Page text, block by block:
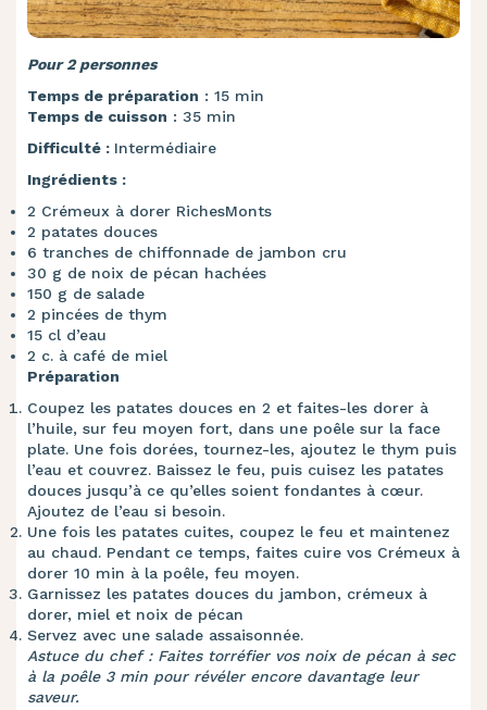
Pour 2 personnes
Temps de préparation : 15 min
Temps de cuisson : 35 min
Difficulté : Intermédiaire
Ingrédients :
2 Crémeux à dorer RichesMonts
2 patates douces
6 tranches de chiffonnade de jambon cru
30 g de noix de pécan hachées
150 g de salade
2 pincées de thym
15 cl d’eau
2 c. à café de miel
Préparation
Coupez les patates douces en 2 et faites-les dorer à
l’huile, sur feu moyen fort, dans une poêle sur la face
plate. Une fois dorées, tournez-les, ajoutez le thym puis
l’eau et couvrez. Baissez le feu, puis cuisez les patates
douces jusqu’à ce qu’elles soient fondantes à cœur.
Ajoutez de l’eau si besoin.
Une fois les patates cuites, coupez le feu et maintenez
au chaud. Pendant ce temps, faites cuire vos Crémeux à
dorer 10 min à la poêle, feu moyen.
Garnissez les patates douces du jambon, crémeux à
dorer, miel et noix de pécan
Servez avec une salade assaisonnée.
Astuce du chef : Faites torréfier vos noix de pécan à sec
à la poêle 3 min pour révéler encore davantage leur
saveur.